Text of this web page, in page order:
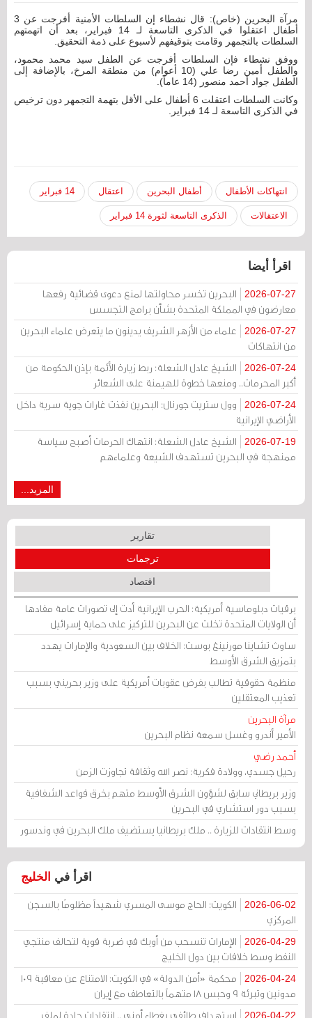
مرآة البحرين (خاص): قال نشطاء إن السلطات الأمنية أفرجت عن 3
أطفال اعتقلوا في الذكرى التاسعة لـ 14 فبراير، بعد أن اتهمتهم
السلطات بالتجمهر وقامت بتوقيفهم لأسبوع على ذمة التحقيق.
ووفق نشطاء فإن السلطات أفرجت عن الطفل سيد محمد محمود،
والطفل أمين رضا علي (10 أعوام) من منطقة المرخ، بالإضافة إلى
الطفل جواد أحمد منصور (14 عاماً).
وكانت السلطات اعتقلت 6 أطفال على الأقل بتهمة التجمهر دون ترخيص
في الذكرى التاسعة لـ 14 فبراير.
انتهاكات الأطفال أطفال البحرين اعتقال 14 فبراير
الاعتقالات الذكرى التاسعة لثورة 14 فبراير
اقرأ أيضا
2026-07-27
البحرين تخسر محاولتها لمنع دعوى قضائية رفعها
معارضون في المملكة المتحدة بشأن برامج التجسس
2026-07-27
علماء من الأزهر الشريف يدينون ما يتعرض علماء البحرين
من انتهاكات
2026-07-24
الشيخ عادل الشعلة: ربط زيارة الأئمة بإذن الحكومة من
أكبر المحرمات.. ومنعها خطوة للهيمنة على الشعائر
2026-07-24
وول ستريت جورنال: البحرين نفذت غارات جوية سرية داخل
الأراضي الإيرانية
2026-07-19
الشيخ عادل الشعلة: انتهاك الحرمات أصبح سياسة
ممنهجة في البحرين تستهدف الشيعة وعلماءهم
المزيد...
تقارير
ترجمات
اقتصاد
برقيات دبلوماسية أمريكية: الحرب الإيرانية أدت إلى تصورات عامة مفادها
أن الولايات المتحدة تخلت عن البحرين للتركيز على حماية إسرائيل
ساوث تشاينا مورنينغ بوست: الخلاف بين السعودية والإمارات يهدد
بتمزيق الشرق الأوسط
منظمة حقوقية تطالب بفرض عقوبات أمريكية على وزير بحريني بسبب
تعذيب المعتقلين
مرآة البحرين
الأمير أندرو وغسل سمعة نظام البحرين
أحمد رضي
رحيل جسدي، وولادة فكرية: نصر الله وثقافة تجاوزت الزمن
وزير بريطاني سابق لشؤون الشرق الأوسط متهم بخرق قواعد الشفافية
بسبب دور استشاري في البحرين
وسط انتقادات للزيارة .. ملك بريطانيا يستضيف ملك البحرين في وندسور
اقرأ في الخليج
2026-06-02
الكويت: الحاج موسى المسري شهيداً مظلومًا بالسجن
المركزي
2026-04-29
الإمارات تنسحب من أوبك في ضربة قوية لتحالف منتجي
النفط وسط خلافات بين دول الخليج
2026-04-24
محكمة «أمن الدولة» في الكويت: الامتناع عن معاقبة 109
مدونين وتبرئة 9 وحبس 18 متهماً بالتعاطف مع إيران
2026-04-22